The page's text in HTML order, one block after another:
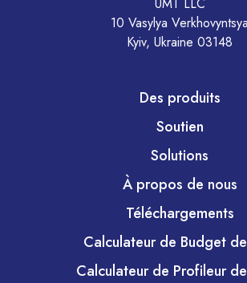
UMT LLC
10 Vasylya Verkhovyntsya
Kyiv, Ukraine 03148
Des produits
Soutien
Solutions
À propos de nous
Téléchargements
Calculateur de Budget
Calculateur de Profileur